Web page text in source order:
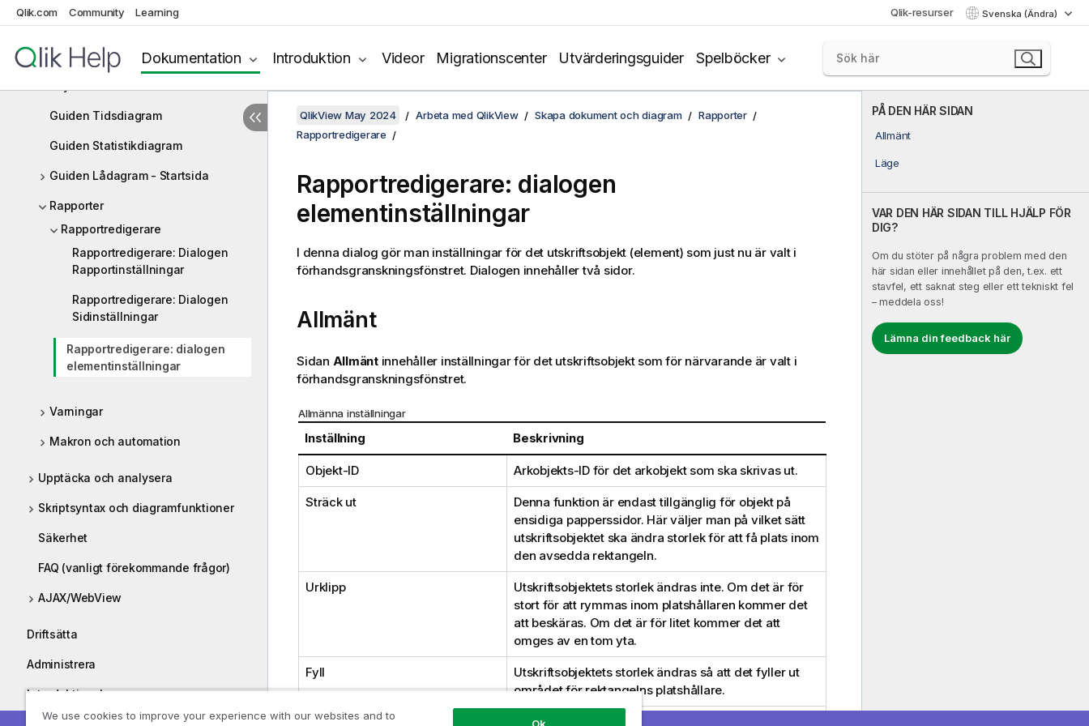
Qlik.com Community Learning Qlik-resurser Svenska (Ändra)
Dokumentation Introduktion Videor Migrationscenter Utvärderingsguider Spelböcker
Guiden Snabbdiagram
Arkobjekt
Guiden Tidsdiagram
Guiden Statistikdiagram
Guiden Lådagram - Startsida
Rapporter
Rapportredigerare
Rapportredigerare: Dialogen
Rapportinställningar
Rapportredigerare: Dialogen
Sidinställningar
Rapportredigerare: dialogen
elementinställningar
Varningar
Makron och automation
Upptäcka och analysera
Skriptsyntax och diagramfunktioner
Säkerhet
FAQ (vanligt förekommande frågor)
AJAX/WebView
Driftsätta
Administrera
Introduktionskurser
PÅ DEN HÄR SIDAN
Allmänt
Läge
VAR DEN HÄR SIDAN TILL HJÄLP FÖR
DIG?
Om du stöter på några problem med den
här sidan eller innehållet på den, t.ex. ett
stavfel, ett saknat steg eller ett tekniskt fel
– meddela oss!
Lämna din feedback här
QlikView May 2024 Arbeta med QlikView Skapa dokument och diagram
Rapporter
Rapportredigerare
Rapportredigerare: dialogen
elementinställningar
I denna dialog gör man inställningar för det utskriftsobjekt (element) som just nu är valt i
förhandsgranskningsfönstret. Dialogen innehåller två sidor.
Allmänt
Sidan Allmäntinnehåller inställningar för det utskriftsobjekt som för närvarande är valt i
förhandsgranskningsfönstret.
Allmänna inställningar
Inställning Beskrivning
Objekt-ID Arkobjekts-ID för det arkobjekt som ska skrivas ut.
Sträck ut
Denna funktion är endast tillgänglig för objekt på
ensidiga papperssidor. Här väljer man på vilket sätt
utskriftsobjektet ska ändra storlek för att få plats inom
den avsedda rektangeln.
Urklipp
Utskriftsobjektets storlek ändras inte. Om det är för
stort för att rymmas inom platshållaren kommer det
att beskäras. Om det är för litet kommer det att
omges av en tom yta.
Fyll
Utskriftsobjektets storlek ändras så att det fyller ut
området för rektangelns platshållare.
Fyll med bibehållet Utskriftsobjektets storlek ändras så att det ryms inom
We use cookies to improve your experience with our websites and to